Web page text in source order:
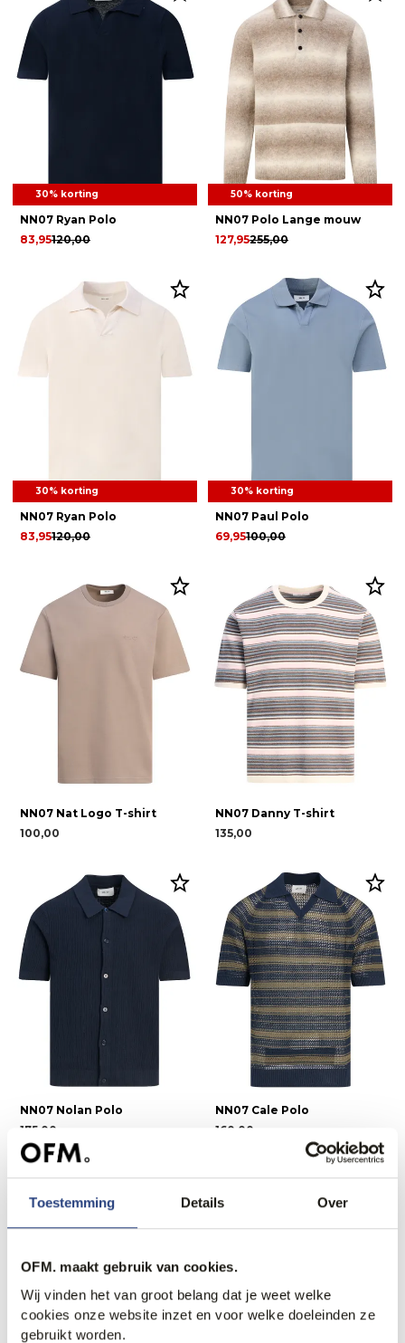
Toestemming Details Over
OFM. maakt gebruik van cookies.
Wij vinden het van groot belang dat je weet welke
cookies onze website inzet en voor welke doeleinden ze
gebruikt worden.
30% korting
NN07 Ryan Polo
120,00
83,95
50% korting
NN07 Polo Lange mouw
255,00
127,95
30% korting
NN07 Ryan Polo
120,00
83,95
30% korting
NN07 Paul Polo
100,00
69,95
NN07 Nat Logo T-shirt
100,00
NN07 Danny T-shirt
135,00
NN07 Nolan Polo
175,00
NN07 Cale Polo
160,00